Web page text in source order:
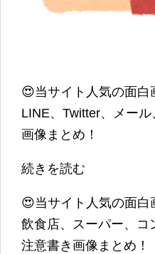
😍当サイト人気の面白
LINE、Twitter、メー
画像まとめ！
続きを読む
😍当サイト人気の面白
飲食店、スーパー、コ
注意書き画像まとめ！